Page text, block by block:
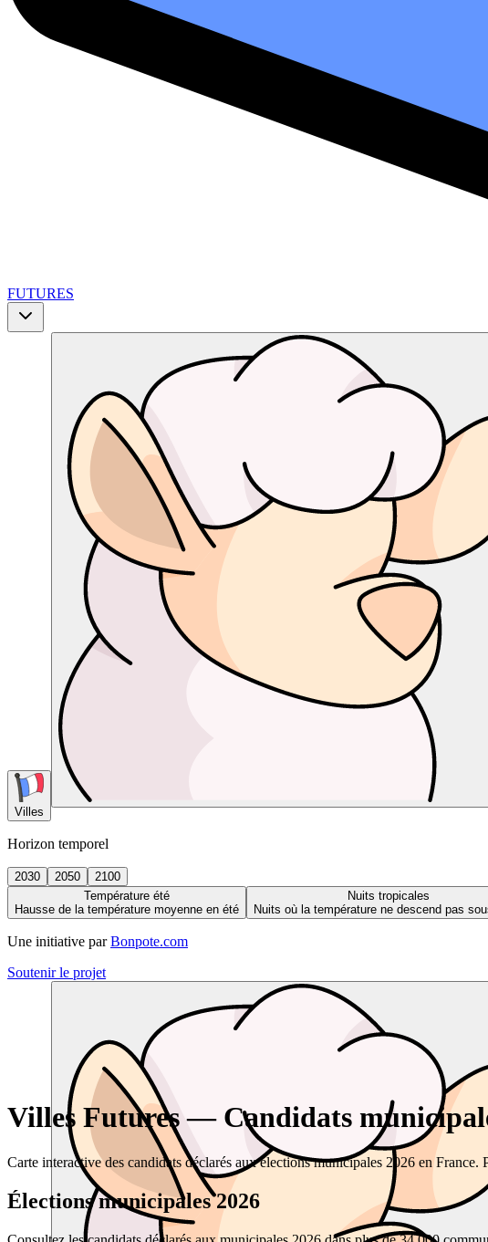
FUTURES
Villes
Horizon temporel
2030 2050
2100
Température été
Hausse de la température moyenne en été
Nuits tropicales
Nuits où la température ne descend pas
Une initiative par Bonpote.com
Soutenir le projet
Villes Futures — Candidats
Carte interactive des candidats déclarés aux élections municipales 2026 en
Élections municipales 2026